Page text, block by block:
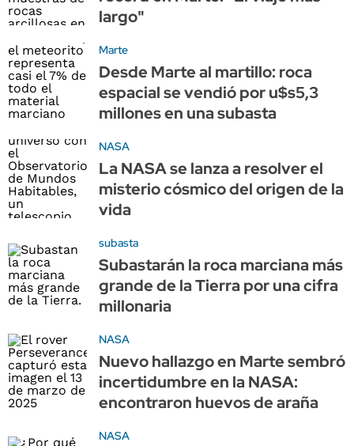
largo"
Marte
Desde Marte al martillo: roca
espacial se vendió por u$s5,3
millones en una subasta
NASA
La NASA se lanza a resolver el
misterio cósmico del origen de la
vida
subasta
Subastarán la roca marciana más
grande de la Tierra por una cifra
millonaria
NASA
Nuevo hallazgo en Marte sembró
incertidumbre en la NASA:
encontraron huevos de araña
NASA